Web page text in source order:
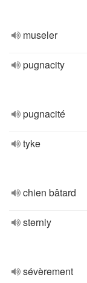
museler
pugnacity
pugnacité
tyke
chien bâtard
sternly
sévèrement